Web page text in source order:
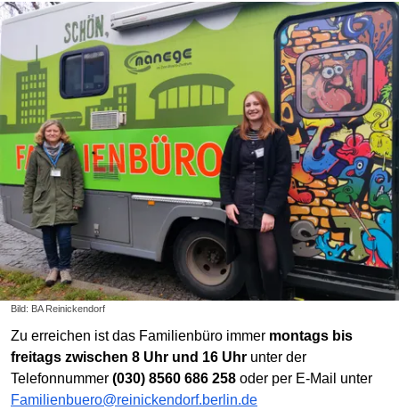
Bild: BA Reinickendorf
Zu erreichen ist das Familienbüro immer montags bis
freitags zwischen 8 Uhr und 16 Uhr unter der
Telefonnummer (030) 8560 686 258 oder per E-Mail unter
Familienbuero@reinickendorf.berlin.de